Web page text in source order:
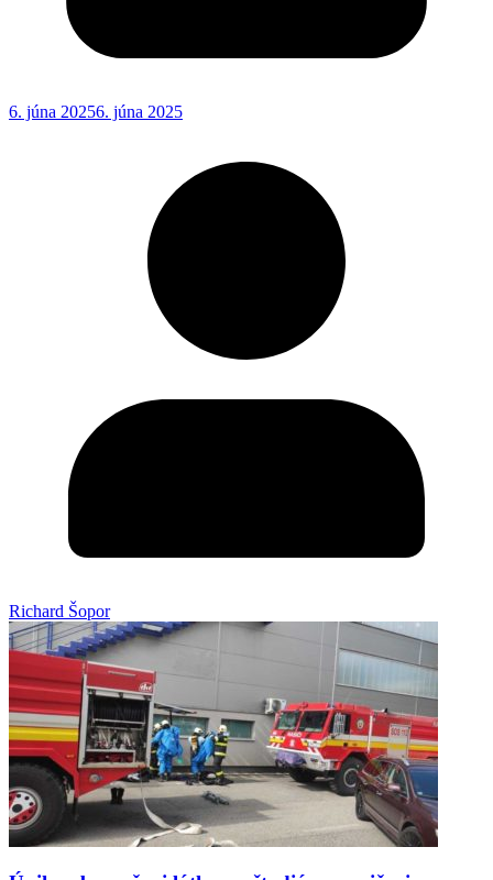
6. júna 20256. júna 2025
Richard Šopor